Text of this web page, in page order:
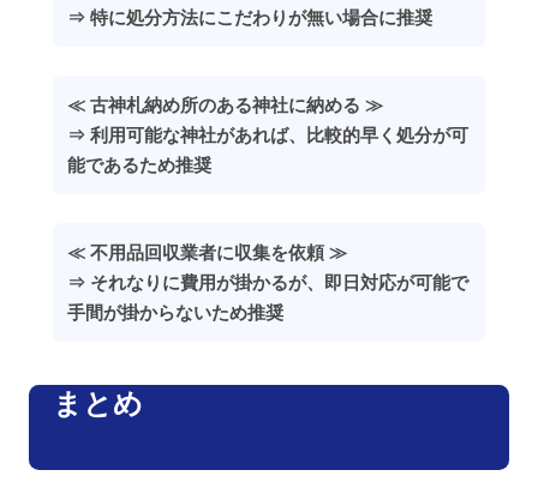
⇒ 特に処分方法にこだわりが無い場合に推奨
≪ 古神札納め所のある神社に納める ≫
⇒ 利用可能な神社があれば、比較的早く処分が可
能であるため推奨
≪ 不用品回収業者に収集を依頼 ≫
⇒ それなりに費用が掛かるが、即日対応が可能で
手間が掛からないため推奨
まとめ